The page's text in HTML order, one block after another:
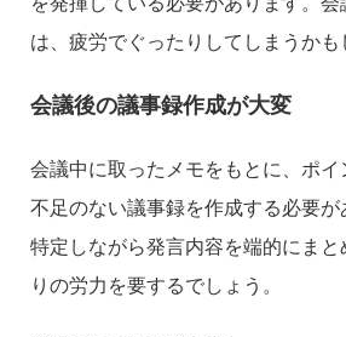
は、疲労でぐったりしてしまうかも
会議後の議事録作成が大変
会議中に取ったメモをもとに、ポイ
不足のない議事録を作成する必要が
特定しながら発言内容を端的にまと
りの労力を要するでしょう。